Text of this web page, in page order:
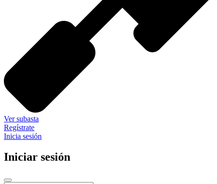
Ver subasta
Regístrate
Inicia sesión
Iniciar sesión